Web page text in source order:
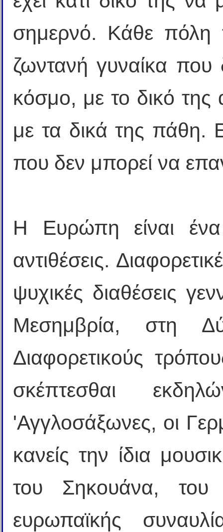
σημερνό. Κάθε πόλη
ζωντανή γυναίκα που
κόσμο, με το δικό της
με τα δικά της πάθη.
που δεν μπορεί να
Η Ευρώπη είναι
αντιθέσεις.
ψυχικές διαθέσεις
Μεσημβρία, στη
Διαφορετικούς
σκέπτεσθαι
'Αγγλοσάξωνες, οι
κανείς την ίδια
του Σηκουάνα,
ευρωπαϊκής